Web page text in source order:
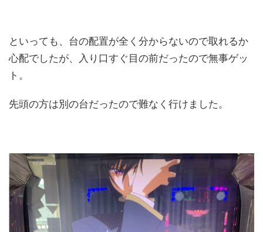
といっても、台の配置が全く分からないので取れるか
心配でしたが、入り口すぐ目の前だったので無事ゲッ
ト。
先頭の方は別の台だったので難なく行けました。